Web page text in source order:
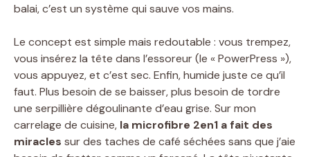
balai, c’est un système qui sauve vos mains.
Le concept est simple mais redoutable : vous trempez,
vous insérez la tête dans l’essoreur (le « PowerPress »),
vous appuyez, et c’est sec. Enfin, humide juste ce qu’il
faut. Plus besoin de se baisser, plus besoin de tordre
une serpillière dégoulinante d’eau grise. Sur mon
carrelage de cuisine, la microfibre 2en1 a fait des
miracles sur des taches de café séchées sans que j’aie